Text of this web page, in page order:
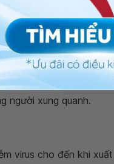
lễ chôn cất liên quan
từ người sang người
cấp tính và đã
lỏng và mô liên
người xung quanh.
virus cho đến khi